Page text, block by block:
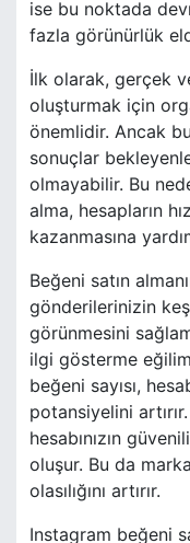
ise bu noktada
fazla görünürlük
İlk olarak, gerçek
oluşturmak için
önemlidir. Ancak
sonuçlar
olmayabilir. Bu
alma, hesapların
kazanmasına
Beğeni satın
gönderilerinizin
görünmesini
ilgi gösterme
beğeni sayısı,
potansiyelini
hesabınızın
oluşur. Bu da
olasılığını artırır.
Instagram beğeni